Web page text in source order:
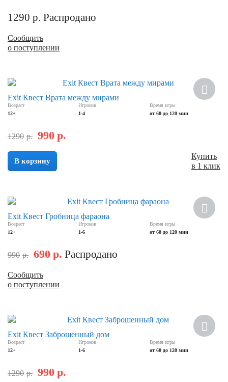
1290 р. Распродано
Сообщить
о поступлении
Exit Квест Врата между мирами
Возраст
12+
Игроков
1-4
Время игры
от 60 до 120 мин
1290 р. 990 р.
В корзину
Купить
в 1 клик
Exit Квест Гробница фараона
Возраст
12+
Игроков
1-6
Время игры
от 60 до 120 мин
990 р. 690 р. Распродано
Сообщить
о поступлении
Exit Квест Заброшенный дом
Возраст
12+
Игроков
1-6
Время игры
от 60 до 120 мин
1290 р. 990 р.